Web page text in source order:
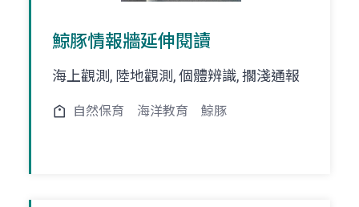
鯨豚情報牆延伸閱讀
海上觀測, 陸地觀測, 個體辨識, 擱淺通報
自然保育 海洋教育 鯨豚